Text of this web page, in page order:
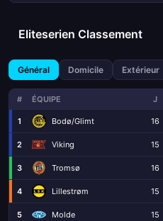
Eliteserien Classement
Général Domicile Extérieur
# ÉQUIPE J
1 Bodø/Glimt 16
2 Viking 15
3 Tromsø 16
4 Lillestrøm 15
5 Molde 15